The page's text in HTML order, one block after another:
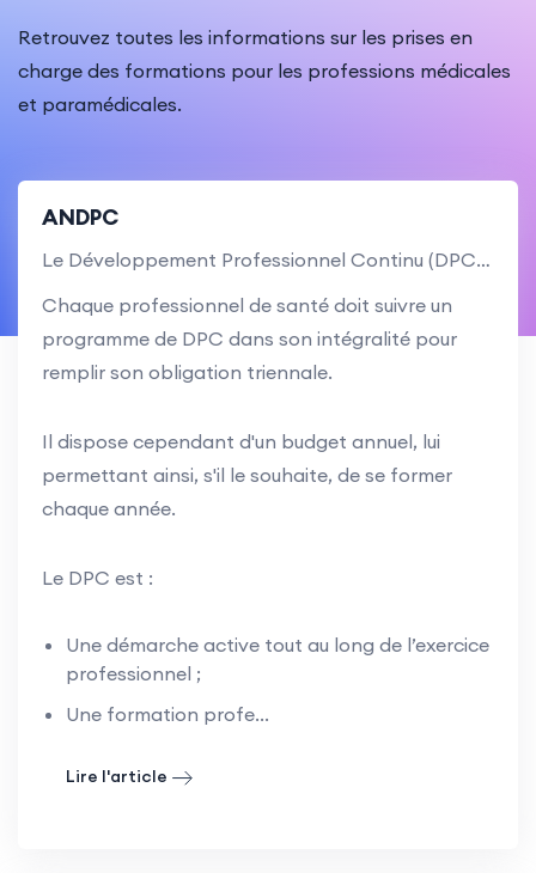
Retrouvez toutes les informations sur les prises en
charge des formations pour les professions médicales
et paramédicales.
ANDPC
Le Développement Professionnel Continu (DPC) est un dispositif de formation réglementé.
Chaque professionnel de santé doit suivre un
programme de DPC dans son intégralité pour
remplir son obligation triennale.
Il dispose cependant d'un budget annuel, lui
permettant ainsi, s'il le souhaite, de se former
chaque année.
Le DPC est :
Une démarche active tout au long de l’exercice
professionnel ;
Une formation profe...
Lire l'article